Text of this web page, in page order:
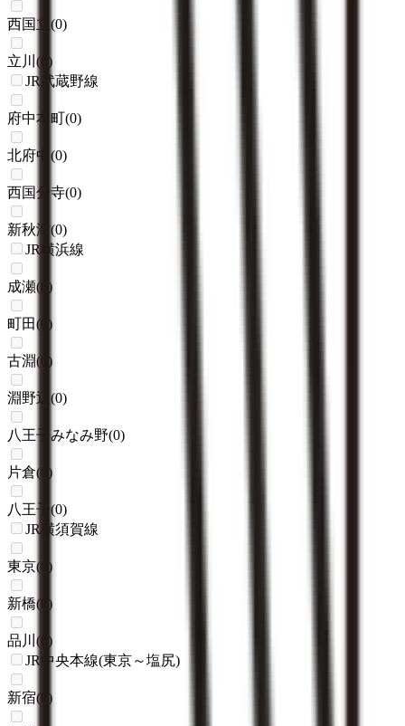
西国立 (0)
立川 (
)
JR武蔵野線
府中本町(0)
北府中 (0)
西国分寺(0)
新秋津 (0)
JR横浜線
成瀬( )
町田( )
古淵( )
淵野辺 (0)
八王子みなみ野(0)
片倉( )
八王子 (0)
JR横須賀線
東京( )
新橋( )
品川 (
)
JR中央本線(東京～塩尻)
新宿( )